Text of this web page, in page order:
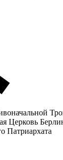
Церковь
Патриархата